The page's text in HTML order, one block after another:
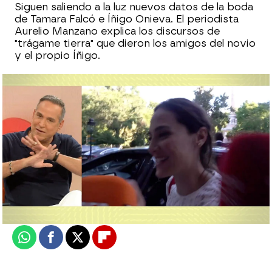
Siguen saliendo a la luz nuevos datos de la boda
de Tamara Falcó e Íñigo Onieva. El periodista
Aurelio Manzano explica los discursos de
"trágame tierra" que dieron los amigos del novio
y el propio Íñigo.
Laura Simón
Actualizado:
12 de julio de 2023, 15:08
Publicado:12 de julio de 2023, 15:05
WhatsappFacebook
X Flipboard